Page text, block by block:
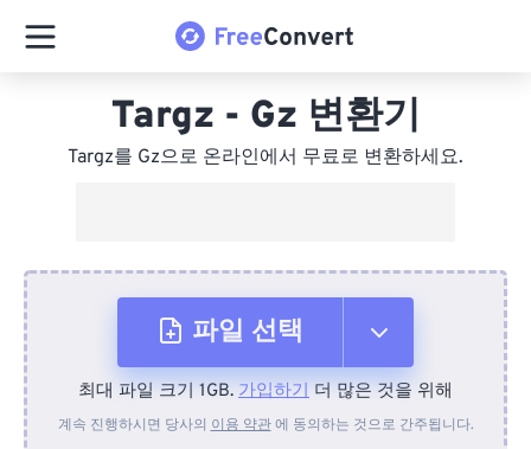
Targz - Gz 변환기
Targz를 Gz으로 온라인에서 무료로 변환하세요.
파일 선택
장치에서
최대 파일 크기 1GB. 가입하기 더 많은 것을 위해
계속 진행하시면 당사의 이용 약관에 동의하는 것으로 간주됩니다.